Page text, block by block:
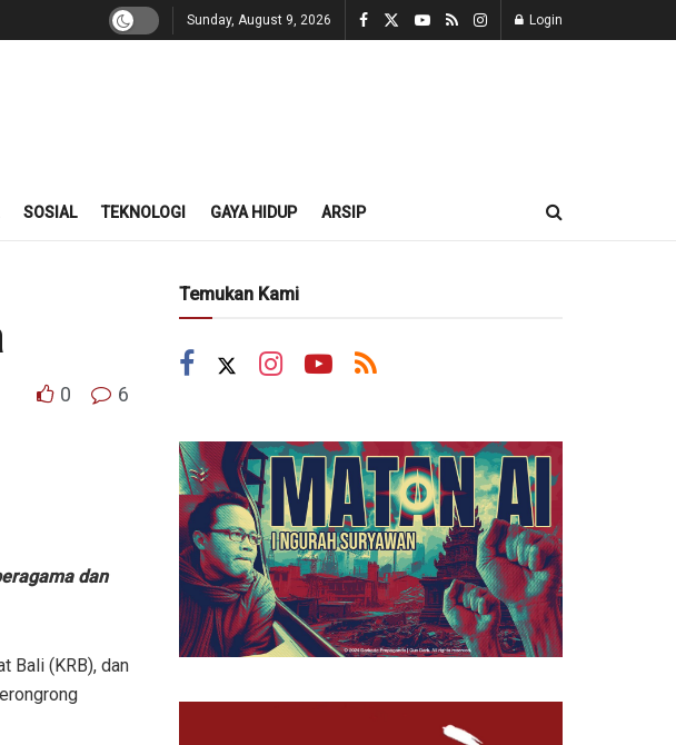
Sunday, August 9, 2026 Login
SOSIAL TEKNOLOGI GAYA HIDUP ARSIP
0 6
dan
Bali (KRB), dan
Temukan Kami